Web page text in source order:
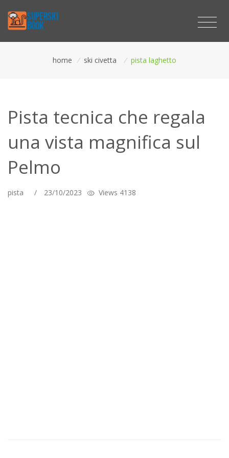
home / ski civetta / pista laghetto
Pista tecnica che regala
una vista magnifica sul
Pelmo
pista / 23/10/2023 Views 4138